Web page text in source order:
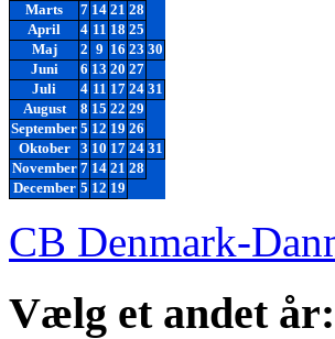
Marts
7 14 21 28
April
4 11 18 25
Maj
2 9 16 23 30
Juni
6 13 20 27
Juli
4 11 17 24 31
August
8 15 22 29
September 5 12 19 26
Oktober
3 10 17 24 31
November 7 14 21 28
December 5 12 19
CB Denmark-
Vælg et andet år: